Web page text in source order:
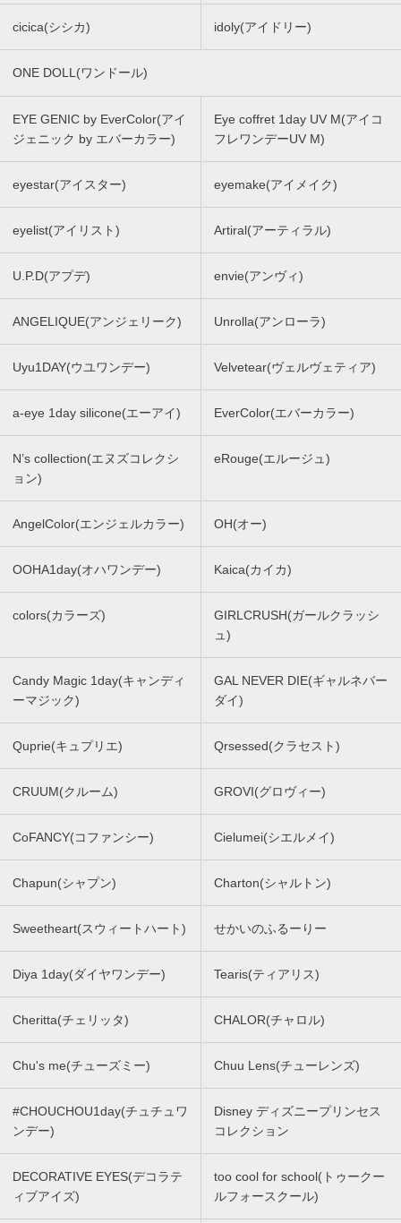
cicica(シシカ) idoly(アイドリー)
ONE DOLL(ワンドール)
EYE GENIC by EverColor(アイ
ジェニック by エバーカラー)
Eye coffret 1day UV M(アイコ
フレワンデーUV M)
eyestar(アイスター) eyemake(アイメイク)
eyelist(アイリスト) Artiral(アーティラル)
U.P.D(アプデ) envie(アンヴィ)
ANGELIQUE(アンジェリーク) Unrolla(アンローラ)
Uyu1DAY(ウユワンデー) Velvetear(ヴェルヴェティア)
a-eye 1day silicone(エーアイ) EverColor(エバーカラー)
N’s collection(エヌズコレクシ
ョン)
eRouge(エルージュ)
AngelColor(エンジェルカラー) OH(オー)
OOHA1day(オハワンデー) Kaica(カイカ)
colors(カラーズ)
GIRLCRUSH(ガールクラッシ
ュ)
Candy Magic 1day(キャンディ
ーマジック)
GAL NEVER DIE(ギャルネバー
ダイ)
Quprie(キュプリエ) Qrsessed(クラセスト)
CRUUM(クルーム) GROVI(グロヴィー)
CoFANCY(コファンシー) Cielumei(シエルメイ)
Chapun(シャプン) Charton(シャルトン)
Sweetheart(スウィートハート) せかいのふるーりー
Diya 1day(ダイヤワンデー) Tearis(ティアリス)
Cheritta(チェリッタ) CHALOR(チャロル)
Chu's me(チューズミー) Chuu Lens(チューレンズ)
#CHOUCHOU1day(チュチュワ
ンデー)
Disney ディズニープリンセス
コレクション
DECORATIVE EYES(デコラテ
ィブアイズ)
too cool for school(トゥークー
ルフォースクール)